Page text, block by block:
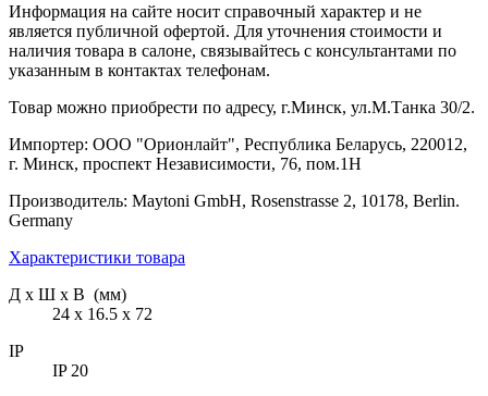
Информация на сайте носит справочный характер и не
является публичной офертой. Для уточнения стоимости и
наличия товара в салоне, связывайтесь с консультантами по
указанным в контактах телефонам.
Товар можно приобрести по адресу, г.Минск, ул.М.Танка 30/2.
Импортер: ООО "Орионлайт", Республика Беларусь, 220012,
г. Минск, проспект Независимости, 76, пом.1Н
Производитель: Maytoni GmbH, Rosenstrasse 2, 10178, Berlin.
Germany
Характеристики товара
Д х Ш х В (мм)
24 х 16.5 х 72
IP
IP 20